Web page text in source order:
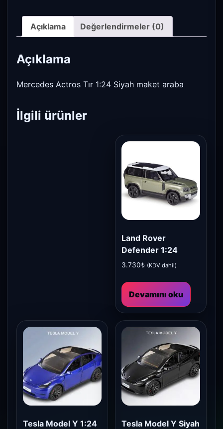
Açıklama Değerlendirmeler (0)
Açıklama
Mercedes Actros Tır 1:24 Siyah maket araba
İlgili ürünler
Land Rover
Defender 1:24
3.730₺ (KDV dahil)
Devamını oku
Tesla Model Y 1:24
Tesla Model Y Siyah